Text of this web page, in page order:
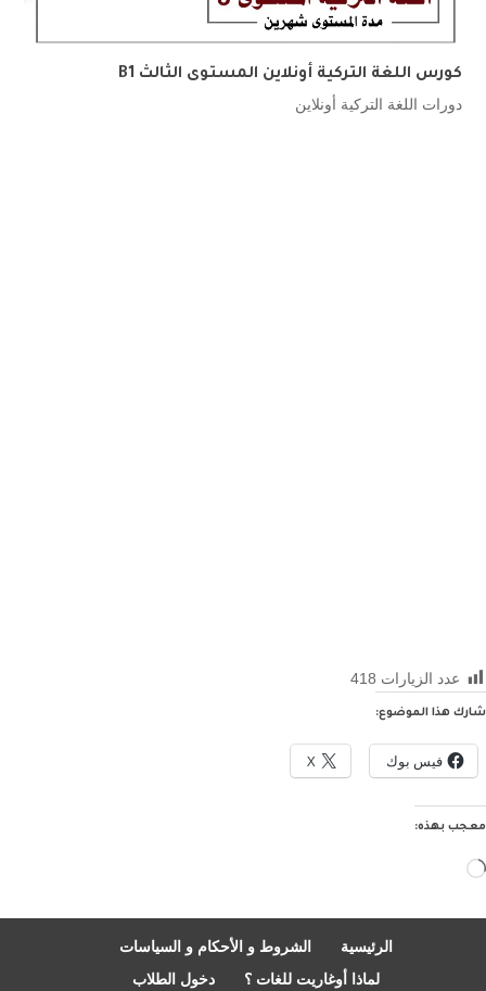
كورس اللغة التركية أونلاين المستوى الثالث B1
دورات اللغة التركية أونلاين
عدد الزيارات 418
شارك هذا الموضوع:
فيس بوك X
معجب بهذه:
جاري
الرئيسية
الشروط و الأحكام و السياسات
لماذا أوغاريت للغات ؟
دخول الطلاب